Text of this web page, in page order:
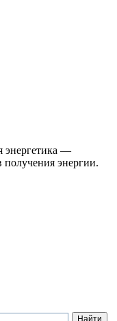
энергетика —
получения энергии.